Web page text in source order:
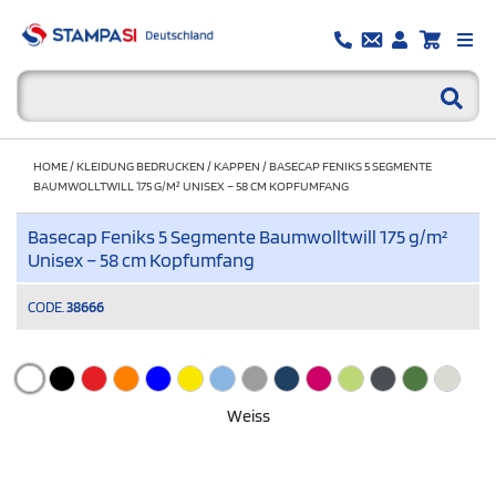
HOME/KLEIDUNG BEDRUCKEN /KAPPEN /BASECAP FENIKS 5 SEGMENTE
BAUMWOLLTWILL 175 G/M² UNISEX – 58 CM KOPFUMFANG
Basecap Feniks 5 Segmente Baumwolltwill 175 g/m²
Unisex – 58 cm Kopfumfang
CODE. 38666
Weiss